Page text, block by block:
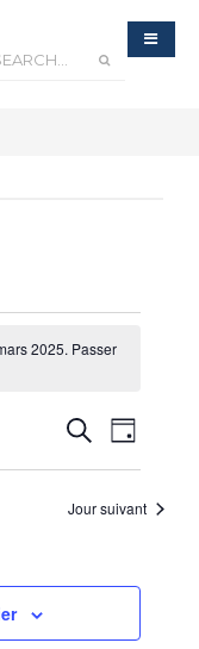
2025. Passer
Recherche
et
navigation
Recherche
de
vues
Jour
Jour suivant